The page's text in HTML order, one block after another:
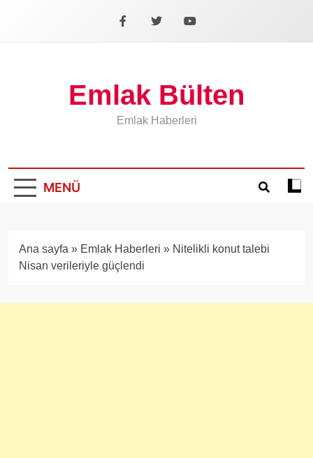
Facebook
X YouTube
Emlak Bülten
Emlak Haberleri
MENÜ
Koyu
Ana sayfa » Emlak Haberleri » Nitelikli konut talebi
Nisan verileriyle güçlendi